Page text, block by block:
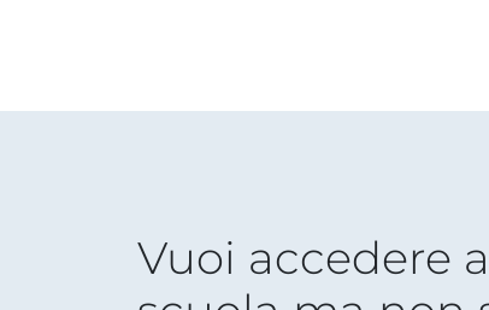
Vuoi accedere